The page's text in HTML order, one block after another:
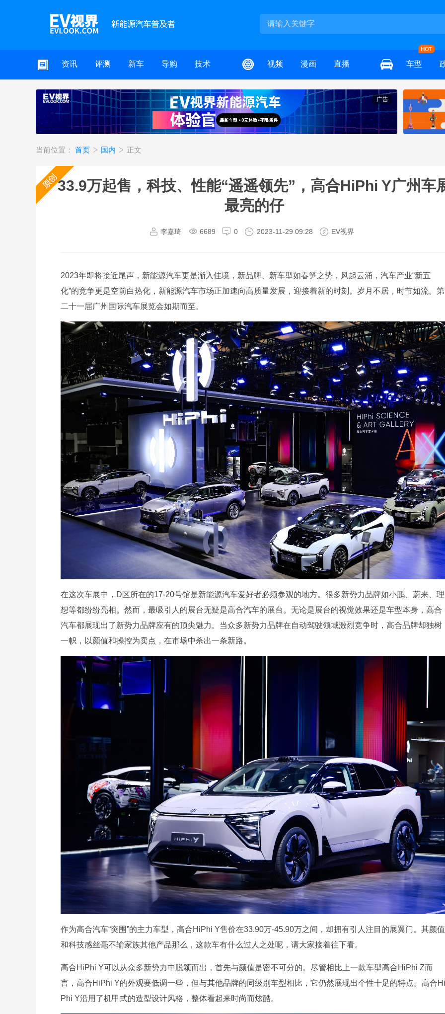
资讯 评测 新车 导购 技术 视频 漫画 直播 车型
广告
当前位置： 首页 国内 正文
33.9万起售，科技、性能“遥遥领先”，高合HiPhi Y广州车
最亮的仔
李嘉琦 6689 0 2023-11-29 09:28 EV视界
2023年即将接近尾声，新能源汽车更是渐入佳境，新品牌、新车型如春笋之势，风起云涌，汽车产业“新五
化”的竞争更是空前白热化，新能源汽车市场正加速向高质量发展，迎接着新的时刻。岁月不居，时节如流。第
二十一届广州国际汽车展览会如期而至。
在这次车展中，D区所在的17-20号馆是新能源汽车爱好者必须参观的地方。很多新势力品牌如小鹏、蔚来、理
想等都纷纷亮相。然而，最吸引人的展台无疑是高合汽车的展台。无论是展台的视觉效果还是车型本身，高合
汽车都展现出了新势力品牌应有的顶尖魅力。当众多新势力品牌在自动驾驶领域激烈竞争时，高合品牌却独树
一帜，以颜值和操控为卖点，在市场中杀出一条新路。
作为高合汽车“突围”的主力车型，高合HiPhi Y售价在33.90万-45.90万之间，却拥有引人注目的展翼门。其颜值
和科技感丝毫不输家族其他产品那么，这款车有什么过人之处呢，请大家接着往下看。
高合HiPhi Y可以从众多新势力中脱颖而出，首先与颜值是密不可分的。尽管相比上一款车型高合HiPhi Z而
言，高合HiPhi Y的外观要低调一些，但与其他品牌的同级别车型相比，它仍然展现出个性十足的特点。高合Hi
Phi Y沿用了机甲式的造型设计风格，整体看起来时尚而炫酷。